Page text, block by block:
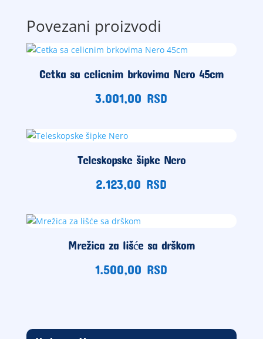
Povezani proizvodi
Cetka sa celicnim brkovima Nero 45cm
3.001,00 RSD
Teleskopske šipke Nero
2.123,00 RSD
Mrežica za lišće sa drškom
1.500,00 RSD